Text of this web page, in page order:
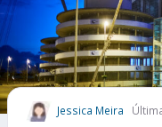
FUTEBOL
COMO
MAIS
Jessica Meira